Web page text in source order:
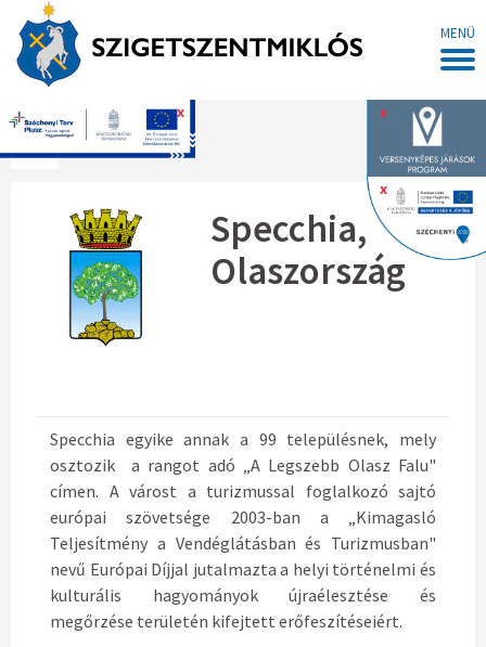
MENÜ
x
x
x
Főoldal
Specchia,
Olaszország
Specchia egyike annak a 99 településnek, mely
osztozik a rangot adó „A Legszebb Olasz Falu"
címen. A várost a turizmussal foglalkozó sajtó
európai szövetsége 2003-ban a „Kimagasló
Teljesítmény a Vendéglátásban és Turizmusban"
nevű Európai Díjjal jutalmazta a helyi történelmi és
kulturális hagyományok újraélesztése és
megőrzése területén kifejtett erőfeszítéseiért.